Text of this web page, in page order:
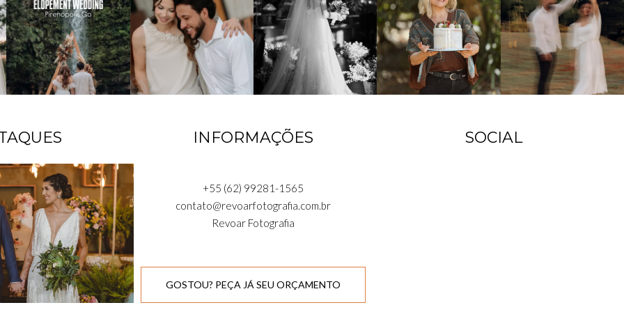
INFORMAÇÕES
+55 (62) 99281-1565
contato@revoarfotografia.com.br
Revoar Fotografia
GOSTOU? PEÇA JÁ SEU ORÇAMENTO
SOCIAL